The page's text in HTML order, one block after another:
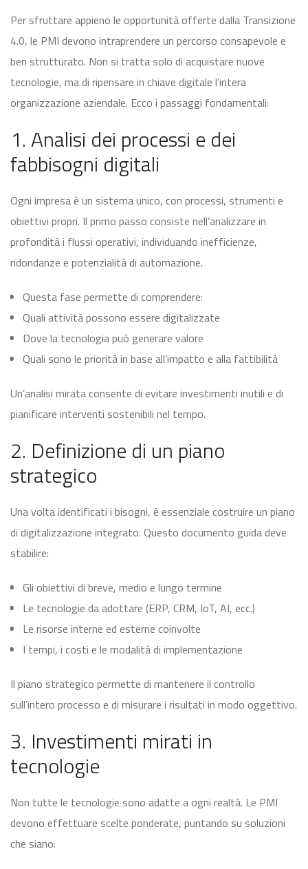
Per sfruttare appieno le opportunità offerte dalla Transizione
4.0, le PMI devono intraprendere un percorso consapevole e
ben strutturato. Non si tratta solo di acquistare nuove
tecnologie, ma di ripensare in chiave digitale l’intera
organizzazione aziendale. Ecco i passaggi fondamentali:
1. Analisi dei processi e dei
fabbisogni digitali
Ogni impresa è un sistema unico, con processi, strumenti e
obiettivi propri. Il primo passo consiste nell’analizzare in
profondità i flussi operativi, individuando inefficienze,
ridondanze e potenzialità di automazione.
Questa fase permette di comprendere:
Quali attività possono essere digitalizzate
Dove la tecnologia può generare valore
Quali sono le priorità in base all’impatto e alla fattibilità
Un’analisi mirata consente di evitare investimenti inutili e di
pianificare interventi sostenibili nel tempo.
2. Definizione di un piano
strategico
Una volta identificati i bisogni, è essenziale costruire un piano
di digitalizzazione integrato. Questo documento guida deve
stabilire:
Gli obiettivi di breve, medio e lungo termine
Le tecnologie da adottare (ERP, CRM, IoT, AI, ecc.)
Le risorse interne ed esterne coinvolte
I tempi, i costi e le modalità di implementazione
Il piano strategico permette di mantenere il controllo
sull’intero processo e di misurare i risultati in modo oggettivo.
3. Investimenti mirati in
tecnologie
Non tutte le tecnologie sono adatte a ogni realtà. Le PMI
devono effettuare scelte ponderate, puntando su soluzioni
che siano: